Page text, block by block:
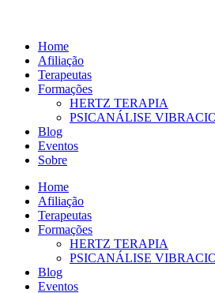
Home
Afiliação
Terapeutas
Formações
HERTZ TERAPIA
PSICANÁLISE
Blog
Eventos
Sobre
Home
Afiliação
Terapeutas
Formações
HERTZ TERAPIA
PSICANÁLISE
Blog
Eventos